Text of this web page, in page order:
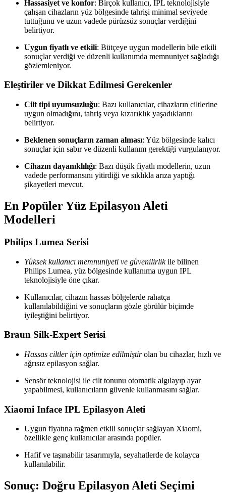
Hassasiyet ve konfor: Birçok kullanıcı, IPL teknolojisiyle
çalışan cihazların yüz bölgesinde tahrişi minimal seviyede
tuttuğunu ve uzun vadede pürüzsüz sonuçlar verdiğini
belirtiyor.
Uygun fiyatlı ve etkili: Bütçeye uygun modellerin bile etkili
sonuçlar verdiği ve düzenli kullanımda memnuniyet sağladığı
gözlemleniyor.
Eleştiriler ve Dikkat Edilmesi Gerekenler
Cilt tipi uyumsuzluğu: Bazı kullanıcılar, cihazların ciltlerine
uygun olmadığını, tahriş veya kızarıklık yaşadıklarını
belirtiyor.
Beklenen sonuçların zaman alması: Yüz bölgesinde kalıcı
sonuçlar için sabır ve düzenli kullanım gerektiği vurgulanıyor.
Cihazın dayanıklılığı: Bazı düşük fiyatlı modellerin, uzun
vadede performansını yitirdiği ve sıklıkla arıza yaptığı
şikayetleri mevcut.
En Popüler Yüz Epilasyon Aleti
Modelleri
Philips Lumea Serisi
Yüksek kullanıcı memnuniyeti ve güvenilirlikile bilinen
Philips Lumea, yüz bölgesinde kullanıma uygun IPL
teknolojisiyle öne çıkar.
Kullanıcılar, cihazın hassas bölgelerde rahatça
kullanılabildiğini ve sonuçların gözle görülür biçimde
iyileştiğini belirtiyor.
Braun Silk-Expert Serisi
Hassas ciltler için optimize edilmiştirolan bu cihazlar, hızlı ve
ağrısız epilasyon sağlar.
Sensör teknolojisi ile cilt tonunu otomatik algılayıp ayar
yapabilmesi, kullanıcıların güvenle kullanmasını sağlar.
Xiaomi Inface IPL Epilasyon Aleti
Uygun fiyatına rağmen etkili sonuçlar sağlayan Xiaomi,
özellikle genç kullanıcılar arasında popüler.
Hafif ve taşınabilir tasarımıyla, seyahatlerde de kolayca
kullanılabilir.
Sonuç: Doğru Epilasyon Aleti Seçimi